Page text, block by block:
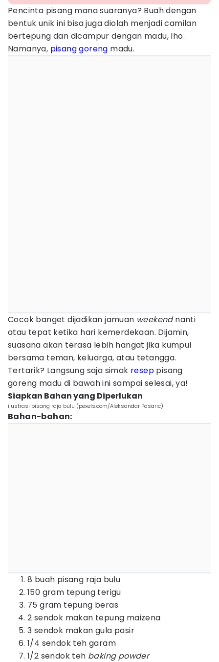
Pencinta pisang mana suaranya? Buah dengan
bentuk unik ini bisa juga diolah menjadi camilan
bertepung dan dicampur dengan madu, lho.
Namanya, pisang goreng madu.
Cocok banget dijadikan jamuan weekendnanti
atau tepat ketika hari kemerdekaan. Dijamin,
suasana akan terasa lebih hangat jika kumpul
bersama teman, keluarga, atau tetangga.
Tertarik? Langsung saja simak resep pisang
goreng madu di bawah ini sampai selesai, ya!
Siapkan Bahan yang Diperlukan
ilustrasi pisang raja bulu (pexels.com/Aleksandar Pasaric)
Bahan-bahan:
8 buah pisang raja bulu
150 gram tepung terigu
75 gram tepung beras
2 sendok makan tepung maizena
3 sendok makan gula pasir
1/4 sendok teh garam
1/2 sendok teh baking powder